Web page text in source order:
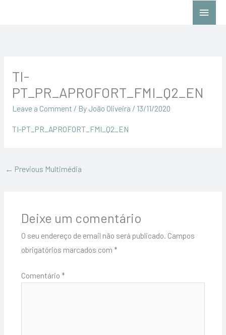
Main
TI-
PT_PR_APROFORT_FMI_Q2_EN
Leave a Comment / By João Oliveira / 13/11/2020
TI-PT_PR_APROFORT_FMI_Q2_EN
← Previous Multimédia
Deixe um comentário
O seu endereço de email não será publicado. Campos
obrigatórios marcados com *
Comentário *